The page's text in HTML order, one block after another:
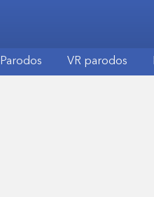
Parodos VR parodos